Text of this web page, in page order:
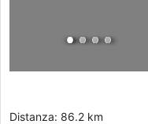
Distanza: 86.2 km